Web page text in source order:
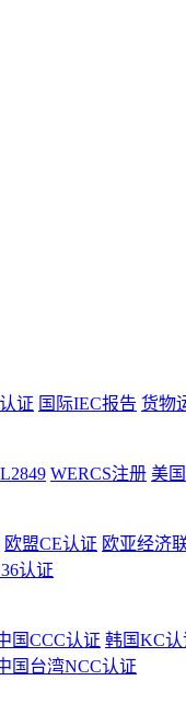
证 国际IEC报告 货物
WERCS注册 美
欧盟CE认证 欧亚经济
认证
国CCC认证 韩国KC认
国台湾NCC认证